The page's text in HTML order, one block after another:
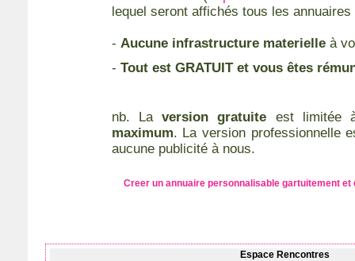
lequel seront affichés tous les annuaires
- Aucune infrastructure materielle à
- Tout est GRATUIT et vous êtes
nb. La version gratuite est limitée
maximum. La version professionnelle
aucune publicité à nous.
Creer un annuaire personnalisable gartuitement
Espace Rencontres